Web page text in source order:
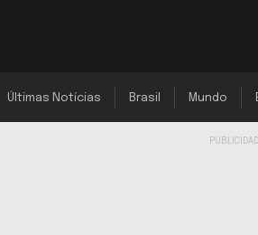
Últimas Notícias Brasil Mundo